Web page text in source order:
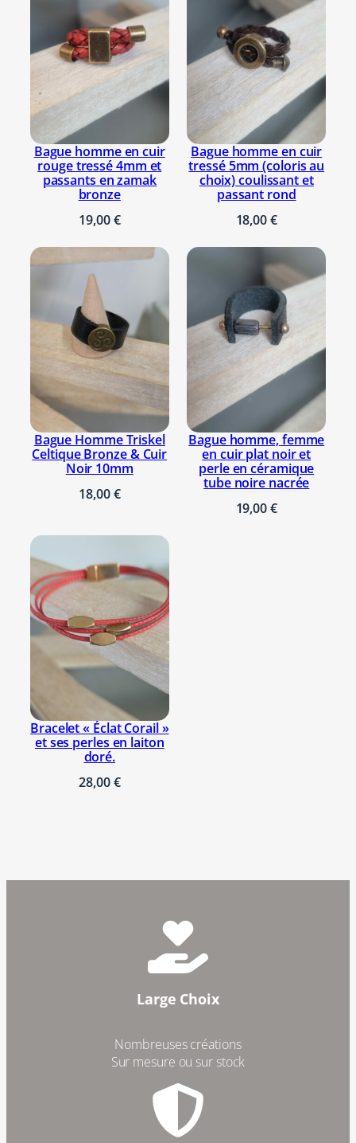
Taille
bracelet
20
Il n’y a pas encore d’avis. Seuls les
clients connectés ayant acheté ce
produit ont la possibilité de laisser un
Se connecter
Bague homme en cuir
rouge tressé 4mm et
passants en zamak
bronze
19,00€
Bague homme en cuir
tressé 5mm (coloris au
choix) coulissant et
passant rond
18,00€
Bague Homme Triskel
Celtique Bronze & Cuir
Noir 10mm
18,00€
Bague homme, femme
en cuir plat noir et
perle en céramique
tube noire nacrée
19,00€
Bracelet « Éclat Corail »
et ses perles en laiton
doré.
28,00€
Large Choix
Nombreuses créations
Sur mesure ou sur stock